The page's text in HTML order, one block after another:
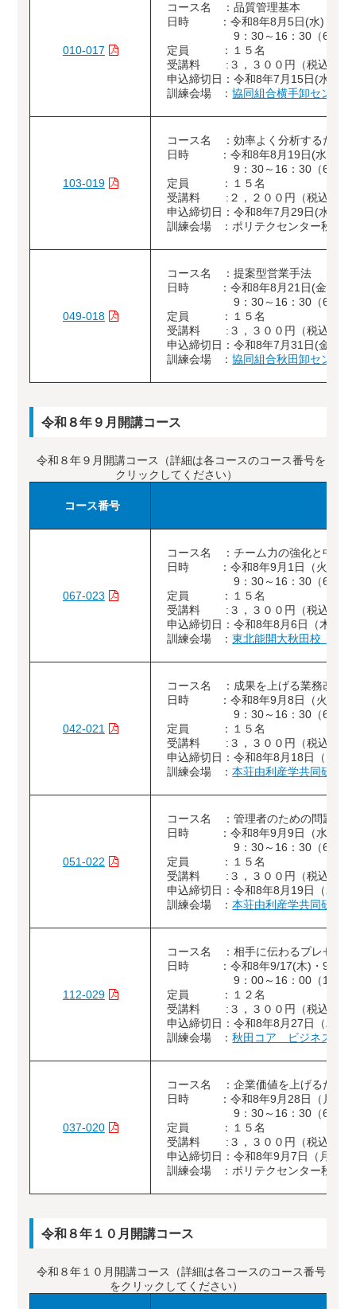
010-017
コース名 ：品質管理基本
日時 ：令和8年8月5日(水)
9：30～16：30（6時間
定員 ：１５名
受講料 :３，３００円（税込）
申込締切日：令和8年7月15日(水)
訓練会場 ：協同組合横手卸センタ
103-019
コース名 ：効率よく分析するため
日時 ：令和8年8月19日(水)
9：30～16：30（6時間
定員 ：１５名
受講料 :２，２００円（税込）
申込締切日：令和8年7月29日(水)
訓練会場 ：ポリテクセンター秋田
049-018
コース名 ：提案型営業手法
日時 ：令和8年8月21日(金)
9：30～16：30（6時間
定員 ：１５名
受講料 :３，３００円（税込）
申込締切日：令和8年7月31日(金)
訓練会場 ：協同組合秋田卸センタ
令和８年９月開講コース
令和８年９月開講コース（詳細は各コースのコース番号を
クリックしてください）
コース番号
067-023
コース名 ：チーム力の強化と中堅
日時 ：令和8年9月1日（火）
9：30～16：30（6時間
定員 ：１５名
受講料 :３，３００円（税込）
申込締切日：令和8年8月6日（木）
訓練会場 ：東北能開大秋田校（大
042-021
コース名 ：成果を上げる業務改善
日時 ：令和8年9月8日（火）
9：30～16：30（6時間
定員 ：１５名
受講料 :３，３００円（税込）
申込締切日：令和8年8月18日（火）
訓練会場 ：本荘由利産学共同研究
051-022
コース名 ：管理者のための問題解
日時 ：令和8年9月9日（水）
9：30～16：30（6時間
定員 ：１５名
受講料 :３，３００円（税込）
申込締切日：令和8年8月19日（水）
訓練会場 ：本荘由利産学共同研究
112-029
コース名 ：相手に伝わるプレゼン
日時 ：令和8年9/17(木)・9/18(
9：00～16：00（12時間
定員 ：１２名
受講料 :３，３００円（税込）
申込締切日：令和8年8月27日（木）
訓練会場 ：秋田コア ビジネスカレ
037-020
コース名 ：企業価値を上げるため
日時 ：令和8年9月28日（月）
9：30～16：30（6時間
定員 ：１５名
受講料 :３，３００円（税込）
申込締切日：令和8年9月7日（月）
訓練会場 ：ポリテクセンター秋田
令和８年１０月開講コース
令和８年１０月開講コース（詳細は各コースのコース番号
をクリックしてください）